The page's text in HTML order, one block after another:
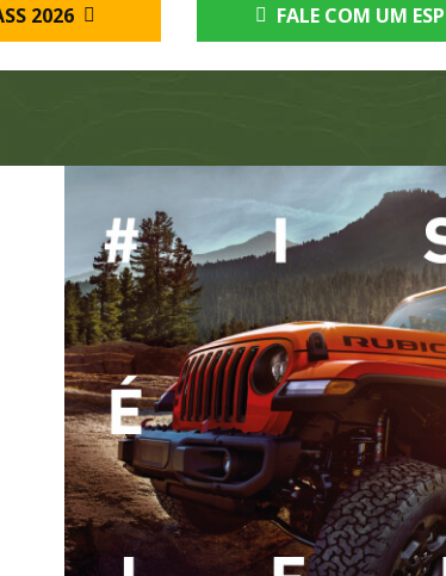
2026 FALE COM UM